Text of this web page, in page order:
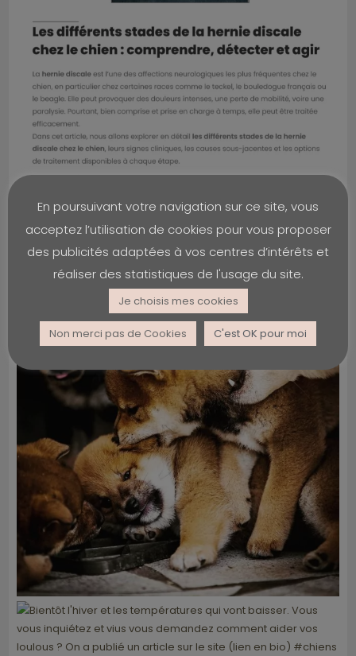
En poursuivant votre navigation sur ce site, vous
acceptez l’utilisation de cookies pour vous proposer
des publicités adaptées à vos centres d’intérêts et
réaliser des statistiques de l'usage du site.
Je choisis mes cookies
Non merci pas de Cookies C'est OK pour moi